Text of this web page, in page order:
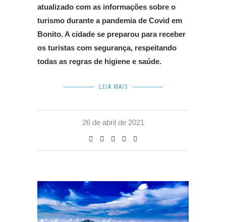
atualizado com as informações sobre o
turismo durante a pandemia de Covid em
Bonito. A cidade se preparou para receber
os turistas com segurança, respeitando
todas as regras de higiene e saúde.
LEIA MAIS
26 de abril de 2021